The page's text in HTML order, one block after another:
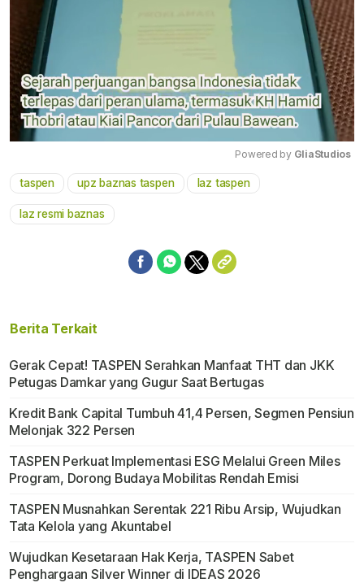
Powered by GliaStudios
taspen upz baznas taspen laz taspen
laz resmi baznas
Berita Terkait
Gerak Cepat! TASPEN Serahkan Manfaat THT dan JKK
Petugas Damkar yang Gugur Saat Bertugas
Kredit Bank Capital Tumbuh 41,4 Persen, Segmen Pensiun
Melonjak 322 Persen
TASPEN Perkuat Implementasi ESG Melalui Green Miles
Program, Dorong Budaya Mobilitas Rendah Emisi
TASPEN Musnahkan Serentak 221 Ribu Arsip, Wujudkan
Tata Kelola yang Akuntabel
Wujudkan Kesetaraan Hak Kerja, TASPEN Sabet
Penghargaan Silver Winner di IDEAS 2026